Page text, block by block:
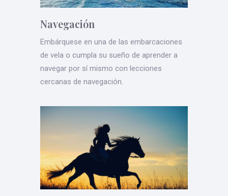
Navegación
Embárquese en una de las embarcaciones
de vela o cumpla su sueño de aprender a
navegar por sí mismo con lecciones
cercanas de navegación.